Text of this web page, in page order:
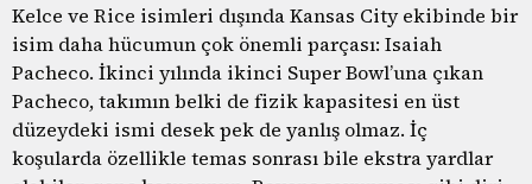
Kelce ve Rice isimleri dışında Kansas City ekibinde bir
isim daha hücumun çok önemli parçası: Isaiah
Pacheco. İkinci yılında ikinci Super Bowl’una çıkan
Pacheco, takımın belki de fizik kapasitesi en üst
düzeydeki ismi desek pek de yanlış olmaz. İç
koşularda özellikle temas sonrası bile ekstra yardlar